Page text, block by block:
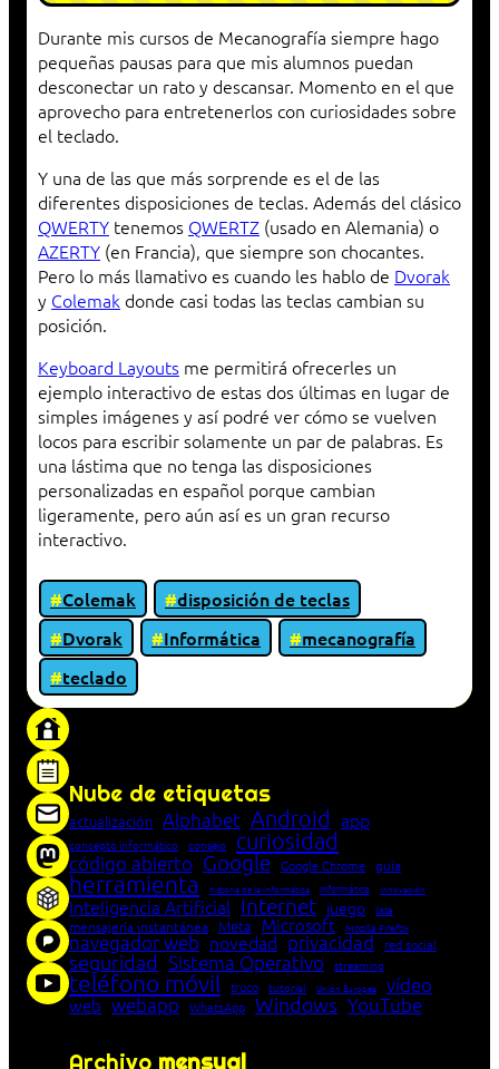
Durante mis cursos de Mecanografía siempre hago
pequeñas pausas para que mis alumnos puedan
desconectar un rato y descansar. Momento en el que
aprovecho para entretenerlos con curiosidades sobre
el teclado.
Y una de las que más sorprende es el de las
diferentes disposiciones de teclas. Además del clásico
QWERTY tenemos QWERTZ (usado en Alemania) o
AZERTY (en Francia), que siempre son chocantes.
Pero lo más llamativo es cuando les hablo de Dvorak
y Colemak donde casi todas las teclas cambian su
posición.
Keyboard Layouts me permitirá ofrecerles un
ejemplo interactivo de estas dos últimas en lugar de
simples imágenes y así podré ver cómo se vuelven
locos para escribir solamente un par de palabras. Es
una lástima que no tenga las disposiciones
personalizadas en español porque cambian
ligeramente, pero aún así es un gran recurso
interactivo.
Colemak
disposición de teclas
Dvorak
Informática
mecanografía
teclado
Nube de etiquetas
actualización Alphabet Android app
concepto informático consejo curiosidad
código abierto Google Google Chrome guía
herramienta historia de la Informática Informática innovación
Inteligencia Artificial Internet juego lista
mensajería instantánea Meta Microsoft Mozilla Firefox
navegador web novedad privacidad red social
seguridad Sistema Operativo streaming
teléfono móvil truco tutorial Unión Europea vídeo
web webapp WhatsApp Windows YouTube
Archivo mensual